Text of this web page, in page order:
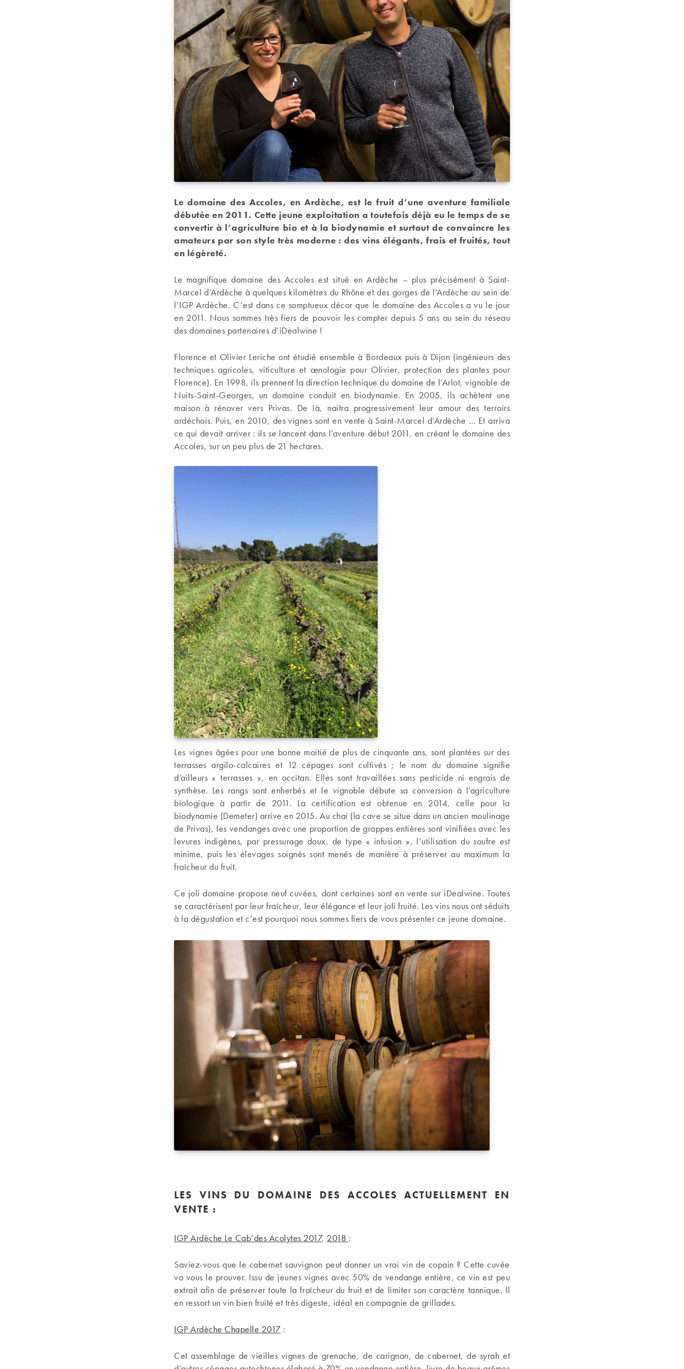
Le domaine des Accoles, en Ardèche, est le fruit d’une aventure familiale
débutée en 2011. Cette jeune exploitation a toutefois déjà eu le temps de se
convertir à l’agriculture bio et à la biodynamie et surtout de convaincre les
amateurs par son style très moderne : des vins élégants, frais et fruités, tout
en légèreté.
Le magnifique domaine des Accoles est situé en Ardèche – plus précisément à Saint-
Marcel d’Ardèche à quelques kilomètres du Rhône et des gorges de l’Ardèche au sein de
l’IGP Ardèche. C’est dans ce somptueux décor que le domaine des Accoles a vu le jour
en 2011. Nous sommes très fiers de pouvoir les compter depuis 5 ans au sein du réseau
des domaines partenaires d’iDealwine !
Florence et Olivier Leriche ont étudié ensemble à Bordeaux puis à Dijon (ingénieurs des
techniques agricoles, viticulture et œnologie pour Olivier, protection des plantes pour
Florence). En 1998, ils prennent la direction technique du domaine de l’Arlot, vignoble de
Nuits-Saint-Georges, un domaine conduit en biodynamie. En 2005, ils achètent une
maison à rénover vers Privas. De là, naitra progressivement leur amour des terroirs
ardéchois. Puis, en 2010, des vignes sont en vente à Saint-Marcel d’Ardèche … Et arriva
ce qui devait arriver : ils se lancent dans l’aventure début 2011, en créant le domaine des
Accoles, sur un peu plus de 21 hectares.
Les vignes âgées pour une bonne moitié de plus de cinquante ans, sont plantées sur des
terrasses argilo-calcaires et 12 cépages sont cultivés ; le nom du domaine signifie
d’ailleurs « terrasses », en occitan. Elles sont travaillées sans pesticide ni engrais de
synthèse. Les rangs sont enherbés et le vignoble débute sa conversion à l’agriculture
biologique à partir de 2011. La certification est obtenue en 2014, celle pour la
biodynamie (Demeter) arrive en 2015. Au chai (la cave se situe dans un ancien moulinage
de Privas), les vendanges avec une proportion de grappes entières sont vinifiées avec les
levures indigènes, par pressurage doux, de type « infusion », l’utilisation du soufre est
minime, puis les élevages soignés sont menés de manière à préserver au maximum la
fraîcheur du fruit.
Ce joli domaine propose neuf cuvées, dont certaines sont en vente sur iDealwine. Toutes
se caractérisent par leur fraîcheur, leur élégance et leur joli fruité. Les vins nous ont séduits
à la dégustation et c’est pourquoi nous sommes fiers de vous présenter ce jeune domaine.
LES VINS DU DOMAINE DES ACCOLES ACTUELLEMENT EN
VENTE :
IGP Ardèche Le Cab’des Acolytes 2017, 2018 :
Saviez-vous que le cabernet sauvignon peut donner un vrai vin de copain ? Cette cuvée
va vous le prouver. Issu de jeunes vignes avec 50% de vendange entière, ce vin est peu
extrait afin de préserver toute la fraîcheur du fruit et de limiter son caractère tannique. Il
en ressort un vin bien fruité et très digeste, idéal en compagnie de grillades.
IGP Ardèche Chapelle 2017 :
Cet assemblage de vieilles vignes de grenache, de carignan, de cabernet, de syrah et